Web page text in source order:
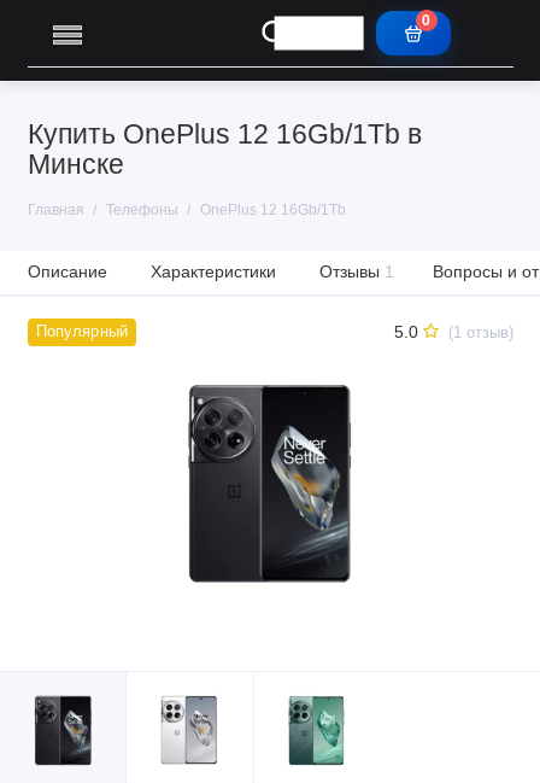
0
Купить OnePlus 12 16Gb/1Tb в
Минске
Главная Телефоны OnePlus 12 16Gb/1Tb
Описание Характеристики Отзывы 1 Вопросы и
Популярный 5.0 (1 отзыв)